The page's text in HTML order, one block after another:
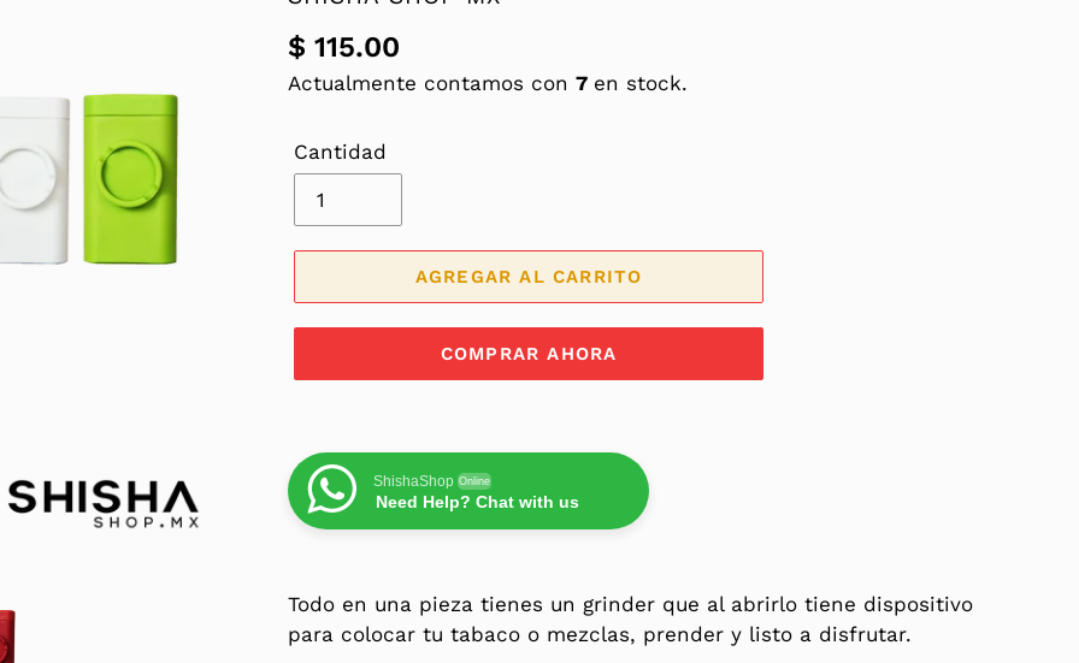
Precio
habitual
$ 115.00
Actualmente contamos con 7 en stock.
Cantidad
AGREGAR AL CARRITO
COMPRAR AHORA
ShishaShop Online
Need Help? Chat with us
el
producto
Todo en una pieza tienes un grinder que al abrirlo tiene dispositivo
para colocar tu tabaco o mezclas, prender y listo a disfrutar.